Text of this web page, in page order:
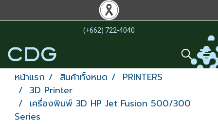
(+662) 722-4040
หน้าแรก สินค้าทั้งหมด
PRINTERS
3D Printer
เครื่องพิมพ์ 3D HP Jet Fusion 500/300
Series